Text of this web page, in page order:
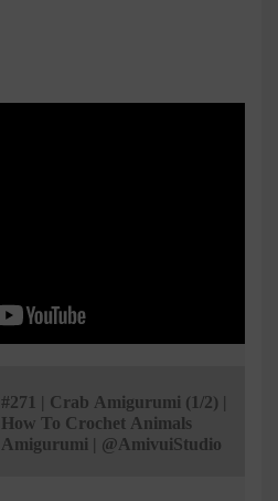
#271 | Crab Amigurumi (1/2) |
How To Crochet Animals
Amigurumi | @AmivuiStudio